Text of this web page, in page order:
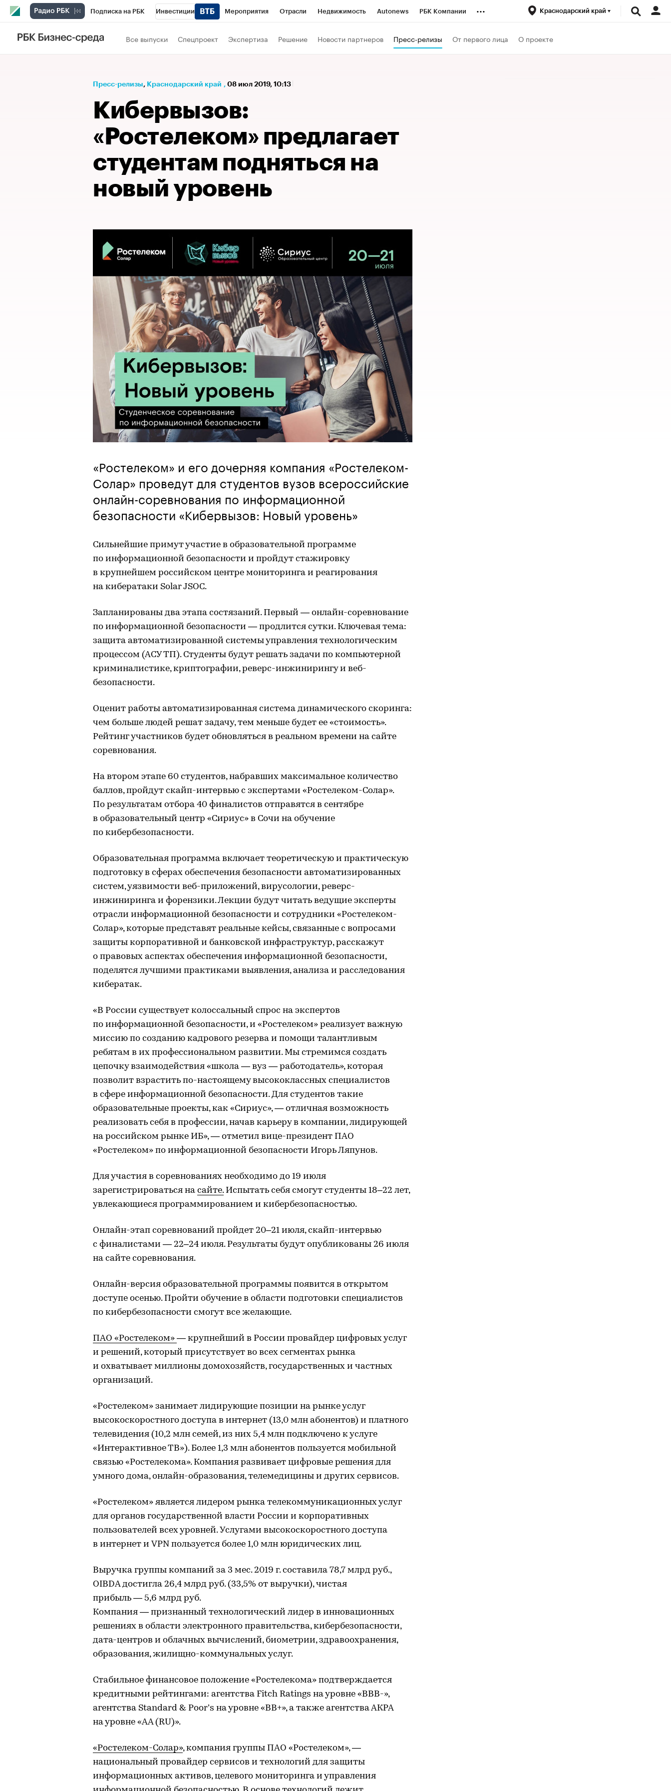
Подписка на РБК Инвестиции Мероприятия Отрасли Недвижимость Autonews РБК Компании
Телеканал
Спецпроекты
Рынок наличной валюты
... Краснодарский край
Все выпуски Спецпроект Экспертиза Решение Новости партнеров Пресс-релизы От первого лица О проекте
Пресс-релизы⁠, Краснодарский край , 08 июл 2019, 10:13
Кибервызов:
«Ростелеком» предлагает
студентам подняться на
новый уровень
«Ростелеком» и его дочерняя компания «Ростелеком-
Солар» проведут для студентов вузов всероссийские
онлайн-соревнования по информационной
безопасности «Кибервызов: Новый уровень»
Сильнейшие примут участие в образовательной программе
по информационной безопасности и пройдут стажировку
в крупнейшем российском центре мониторинга и реагирования
на кибератаки Solar JSOC.
Запланированы два этапа состязаний. Первый — онлайн-соревнование
по информационной безопасности — продлится сутки. Ключевая тема:
защита автоматизированной системы управления технологическим
процессом (АСУ ТП). Студенты будут решать задачи по компьютерной
криминалистике, криптографии, реверс-инжинирингу и веб-
безопасности.
Оценит работы автоматизированная система динамического скоринга:
чем больше людей решат задачу, тем меньше будет ее «стоимость».
Рейтинг участников будет обновляться в реальном времени на сайте
соревнования.
На втором этапе 60 студентов, набравших максимальное количество
баллов, пройдут скайп-интервью с экспертами «Ростелеком-Солар».
По результатам отбора 40 финалистов отправятся в сентябре
в образовательный центр «Сириус» в Сочи на обучение
по кибербезопасности.
Образовательная программа включает теоретическую и практическую
подготовку в сферах обеспечения безопасности автоматизированных
систем, уязвимости веб-приложений, вирусологии, реверс-
инжиниринга и форензики. Лекции будут читать ведущие эксперты
отрасли информационной безопасности и сотрудники «Ростелеком-
Солар», которые представят реальные кейсы, связанные с вопросами
защиты корпоративной и банковской инфраструктур, расскажут
о правовых аспектах обеспечения информационной безопасности,
поделятся лучшими практиками выявления, анализа и расследования
кибератак.
«В России существует колоссальный спрос на экспертов
по информационной безопасности, и «Ростелеком» реализует важную
миссию по созданию кадрового резерва и помощи талантливым
ребятам в их профессиональном развитии. Мы стремимся создать
цепочку взаимодействия «школа — вуз — работодатель», которая
позволит взрастить по-настоящему высококлассных специалистов
в сфере информационной безопасности. Для студентов такие
образовательные проекты, как «Сириус», — отличная возможность
реализовать себя в профессии, начав карьеру в компании, лидирующей
на российском рынке ИБ», — отметил вице-президент ПАО
«Ростелеком» по информационной безопасности Игорь Ляпунов.
Для участия в соревнованиях необходимо до 19 июля
зарегистрироваться на сайте.Испытать себя смогут студенты 18–22 лет,
увлекающиеся программированием и кибербезопасностью.
Онлайн-этап соревнований пройдет 20–21 июля, скайп-интервью
с финалистами — 22–24 июля. Результаты будут опубликованы 26 июля
на сайте соревнования.
Онлайн-версия образовательной программы появится в открытом
доступе осенью. Пройти обучение в области подготовки специалистов
по кибербезопасности смогут все желающие.
ПАО «Ростелеком» — крупнейший в России провайдер цифровых услуг
и решений, который присутствует во всех сегментах рынка
и охватывает миллионы домохозяйств, государственных и частных
организаций.
«Ростелеком» занимает лидирующие позиции на рынке услуг
высокоскоростного доступа в интернет (13,0 млн абонентов) и платного
телевидения (10,2 млн семей, из них 5,4 млн подключено к услуге
«Интерактивное ТВ»). Более 1,3 млн абонентов пользуется мобильной
связью «Ростелекома». Компания развивает цифровые решения для
умного дома, онлайн-образования, телемедицины и других сервисов.
«Ростелеком» является лидером рынка телекоммуникационных услуг
для органов государственной власти России и корпоративных
пользователей всех уровней. Услугами высокоскоростного доступа
в интернет и VPN пользуется более 1,0 млн юридических лиц.
Выручка группы компаний за 3 мес. 2019 г. составила 78,7 млрд руб.,
OIBDA достигла 26,4 млрд руб. (33,5% от выручки), чистая
прибыль — 5,6 млрд руб.
Компания — признанный технологический лидер в инновационных
решениях в области электронного правительства, кибербезопасности,
дата-центров и облачных вычислений, биометрии, здравоохранения,
образования, жилищно-коммунальных услуг.
Стабильное финансовое положение «Ростелекома» подтверждается
кредитными рейтингами: агентства Fitch Ratings на уровне «BBB-»,
агентства Standard & Poor’s на уровне «BB+», а также агентства АКРА
на уровне «AA (RU)».
«Ростелеком-Солар», компания группы ПАО «Ростелеком», —
национальный провайдер сервисов и технологий для защиты
информационных активов, целевого мониторинга и управления